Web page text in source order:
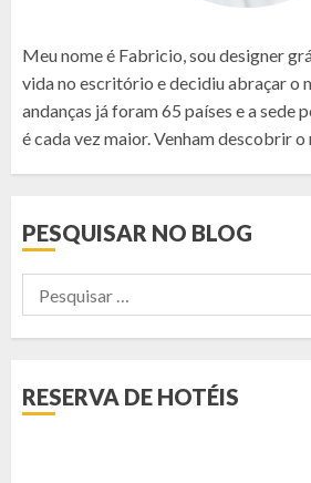
Meu nome é Fabricio, sou designer
vida no escritório e decidiu abraçar o
andanças já foram 65 países e a sede
é cada vez maior. Venham descobrir
PESQUISAR NO BLOG
Pesquisar
por:
RESERVA DE HOTÉIS